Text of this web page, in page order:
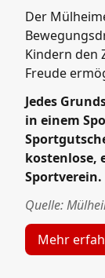
Der
Kindern den
Freude
Jedes
in einem
kostenlose,
Sportverein.
Quelle:
Mehr